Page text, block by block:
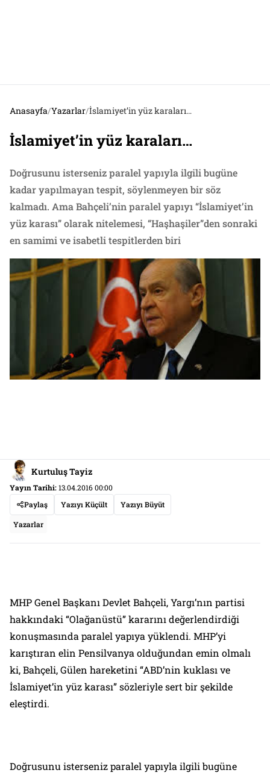
Anasayfa/Yazarlar/İslamiyet’in yüz karaları…
İslamiyet’in yüz karaları…
Doğrusunu isterseniz paralel yapıyla ilgili bugüne
kadar yapılmayan tespit, söylenmeyen bir söz
kalmadı. Ama Bahçeli’nin paralel yapıyı “İslamiyet’in
yüz karası” olarak nitelemesi, “Haşhaşiler”den sonraki
en samimi ve isabetli tespitlerden biri
Kurtuluş Tayiz
Yayın Tarihi:13.04.2016 00:00
Paylaş
Yazıyı Küçült Yazıyı Büyüt
Yazarlar
MHP Genel Başkanı Devlet Bahçeli, Yargı’nın partisi
hakkındaki “Olağanüstü” kararını değerlendirdiği
konuşmasında paralel yapıya yüklendi. MHP’yi
karıştıran elin Pensilvanya olduğundan emin olmalı
ki, Bahçeli, Gülen hareketini “ABD’nin kuklası ve
İslamiyet’in yüz karası” sözleriyle sert bir şekilde
eleştirdi.
Doğrusunu isterseniz paralel yapıyla ilgili bugüne